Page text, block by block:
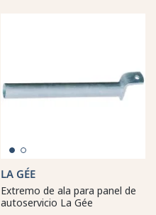
LA GÉE
Extremo de ala para panel de
autoservicio La Gée